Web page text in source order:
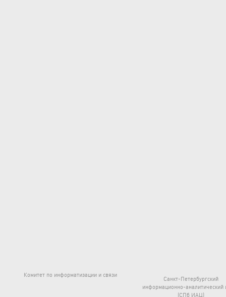
Комитет по информатизации и связи
Санкт-Петербургский
информационно-аналитический
(СПб ИАЦ)